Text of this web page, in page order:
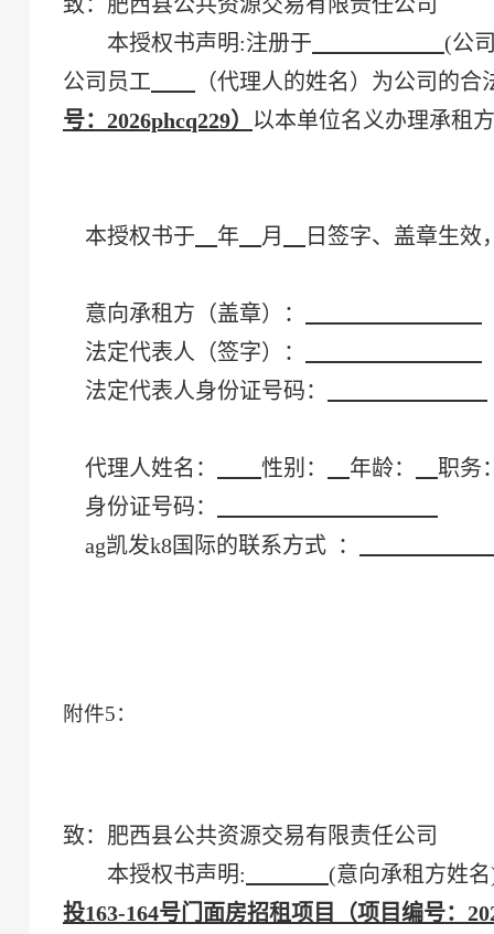
本授权书声明:注册于 (公
公司员工
（代理人的姓名）为公司的合
号：2026phcq229） 以本单位名义办理承租
本授权书于 年 月 日签字、盖章生效
意向承租方（盖章）：
法定代表人（签字）：
法定代表人身份证号码：
代理人姓名： 性别： 年龄：
职务
身份证号码：
ag凯发k8国际的联系方式 ：
附件5：
致： 肥西县公共资源交易有限责任公司
本授权书声明: (意向承租方姓名
投163-164号门面房招租项目（项目编号：